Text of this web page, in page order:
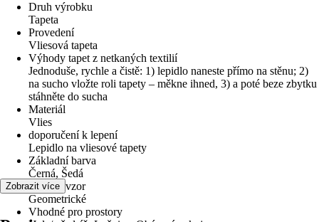
Druh výrobku
Tapeta
Provedení
Vliesová tapeta
Výhody tapet z netkaných textilií
Jednoduše, rychle a čistě: 1) lepidlo naneste přímo na stěnu; 2)
na sucho vložte roli tapety – měkne ihned, 3) a poté beze zbytku
stáhněte do sucha
Materiál
Vlies
doporučení k lepení
Lepidlo na vliesové tapety
Základní barva
Černá, Šedá
Dekor / vzor
Geometrické
Vhodné pro prostory
Zobrazit více